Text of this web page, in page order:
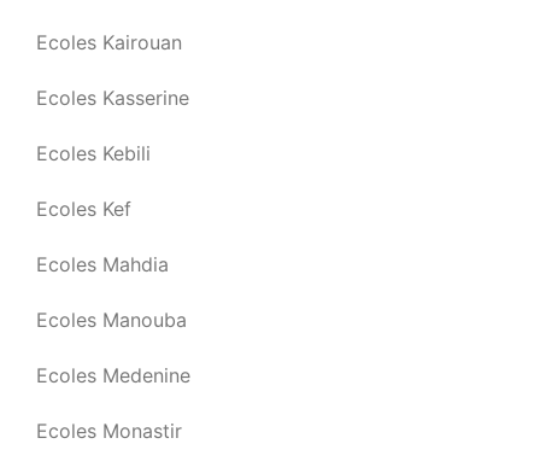
Ecoles Kairouan
Ecoles Kasserine
Ecoles Kebili
Ecoles Kef
Ecoles Mahdia
Ecoles Manouba
Ecoles Medenine
Ecoles Monastir